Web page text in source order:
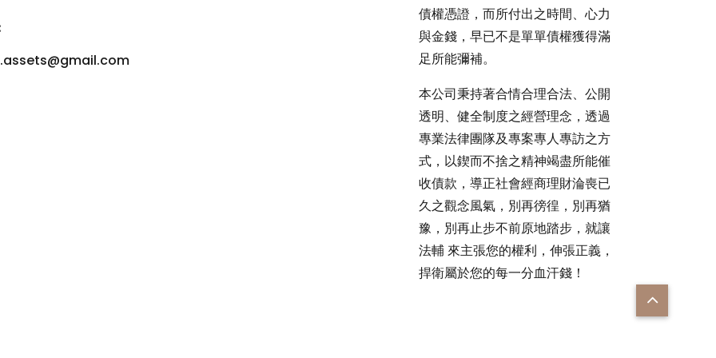
債權憑證，而所付出之時間、心力
與金錢，早已不是單單債權獲得滿
足所能彌補。
本公司秉持著合情合理合法、公開
透明、健全制度之經營理念，透過
專業法律團隊及專案專人專訪之方
式，以鍥而不捨之精神竭盡所能催
收債款，導正社會經商理財淪喪已
久之觀念風氣，別再徬徨，別再猶
豫，別再止步不前原地踏步，就讓
法輔 來主張您的權利，伸張正義，
捍衛屬於您的每一分血汗錢！